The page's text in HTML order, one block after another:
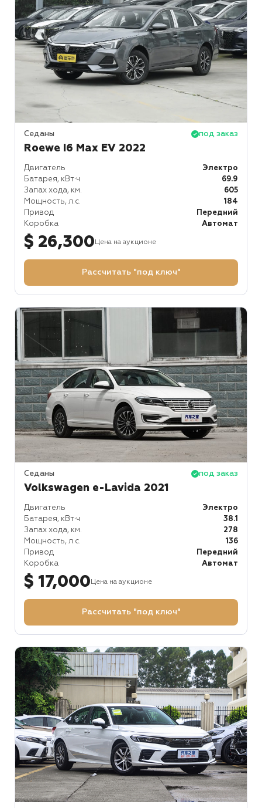
Седаны под заказ
Roewe I6 Max EV 2022
Двигатель
Электро
Батарея, кВт⋅ч
69.9
Запах хода, км.
605
Мощность, л.с.
184
Привод
Передний
Коробка
Автомат
$ 26,300 Цена на аукционе
Рассчитать "под ключ"
Седаны под заказ
Volkswagen e-Lavida 2021
Двигатель
Электро
Батарея, кВт⋅ч
38.1
Запах хода, км.
278
Мощность, л.с.
136
Привод
Передний
Коробка
Автомат
$ 17,000 Цена на аукционе
Рассчитать "под ключ"